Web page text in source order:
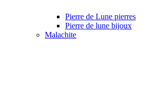
Pierre de Lune pierres
Pierre de lune bijoux
Malachite